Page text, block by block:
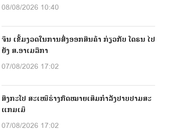
08/08/2026 10:40
ຈີນ ເຂັ້ມງວດໃນການສົ່ງອອກສິນຄ້າ ກ່ຽວກັບ ໂດຣນ ໄປ
ຍັງ ສ.ອາເມລິກາ
07/08/2026 17:02
ສິງກະໂປ ສະເໜີຮ່າງກົດໝາຍເສີມກຳລັງປາບປາມສະ
ແກມເມີ
07/08/2026 17:02